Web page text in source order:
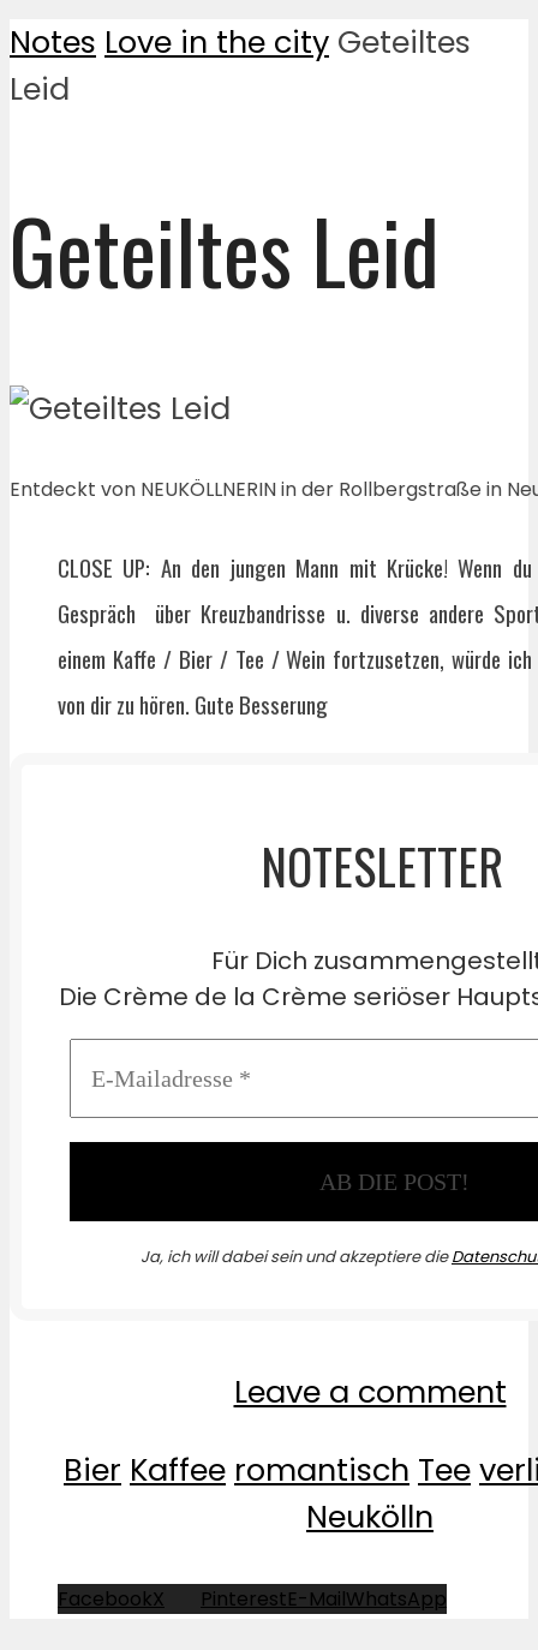
Notes Love in the city Geteiltes
Leid
Geteiltes Leid
Entdeckt von NEUKÖLLNERIN in der Rollbergstraße in
CLOSE UP: An den jungen Mann mit Krücke! Wenn
Gespräch über Kreuzbandrisse u. diverse andere
einem Kaffe / Bier / Tee / Wein fortzusetzen, würde
von dir zu hören. Gute Besserung
NOTESLETTER
Für Dich
Die Crème de la Crème seriöser
Ja, ich will dabei sein und akzeptiere die
Leave a comment
Bier Kaffee romantisch Tee
Neukölln
FacebookX PinterestE-MailWhatsApp